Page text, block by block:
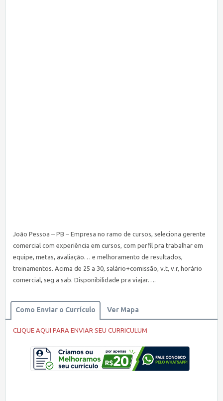
João Pessoa – PB – Empresa no ramo de cursos, seleciona gerente
comercial com experiência em cursos, com perfil pra trabalhar em
equipe, metas, avaliação… e melhoramento de resultados,
treinamentos. Acima de 25 a 30, salário+comissão, v.t, v.r, horário
comercial, seg a sab. Disponibilidade pra viajar….
Como Enviar o Currículo Ver Mapa
CLIQUE AQUI PARA ENVIAR SEU CURRICULUM